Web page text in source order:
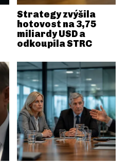
Strategy zvýšila
hotovost na 3,75
miliardy USD a
odkoupila STRC